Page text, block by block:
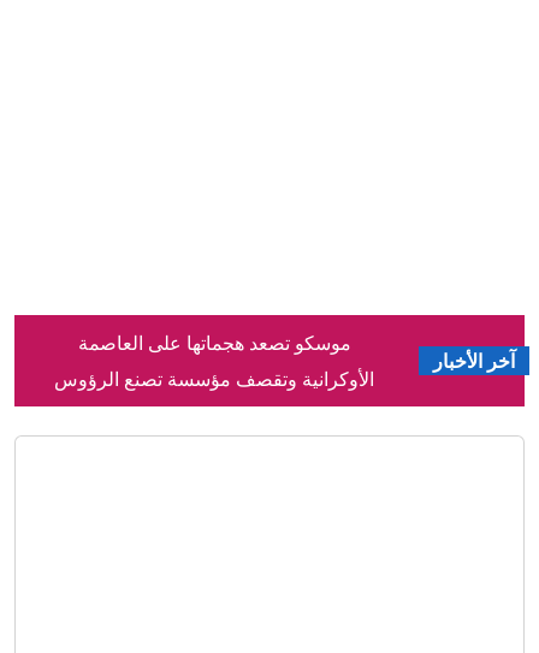
آخر الأخبار
الأوكرانية وتقصف مؤسسة تصنع الرؤوس
الحربية
البنتاغون تنشر الدفعة الخامسة من ملفات
الأجسام الطائرة المجهولة